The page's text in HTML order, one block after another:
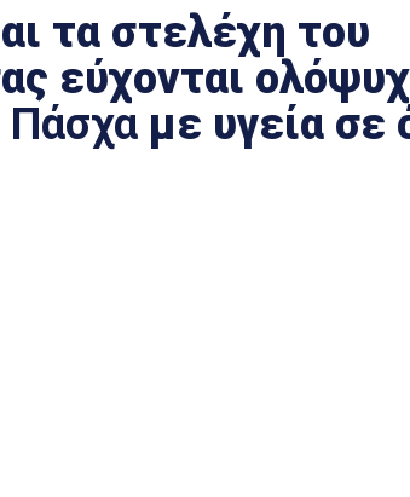
τα στελέχη του
εύχονται
Πάσχα με υγεία σε